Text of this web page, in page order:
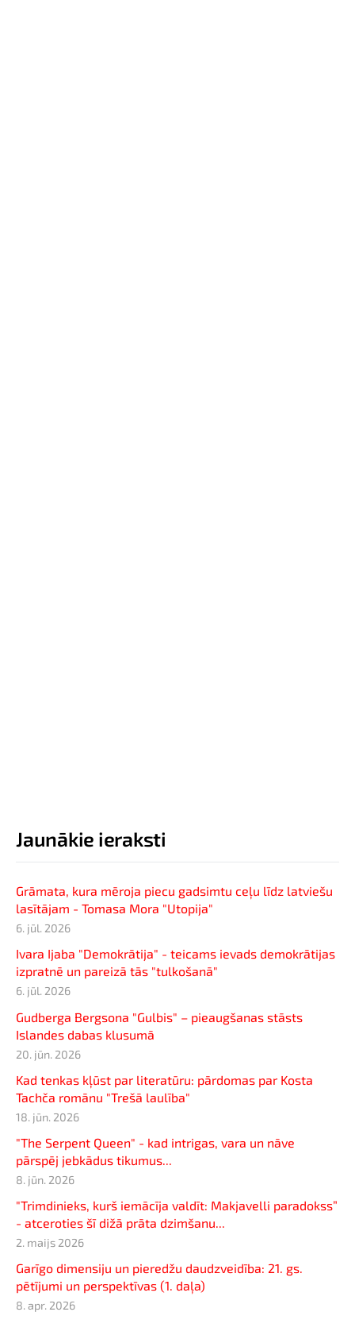
Jaunākie ieraksti
Grāmata, kura mēroja piecu gadsimtu ceļu līdz latviešu
lasītājam - Tomasa Mora "Utopija"
6. jūl. 2026
Ivara Ijaba "Demokrātija" - teicams ievads demokrātijas
izpratnē un pareizā tās "tulkošanā"
6. jūl. 2026
Gudberga Bergsona "Gulbis" – pieaugšanas stāsts
Islandes dabas klusumā
20. jūn. 2026
Kad tenkas kļūst par literatūru: pārdomas par Kosta
Tachča romānu "Trešā laulība"
18. jūn. 2026
"The Serpent Queen" - kad intrigas, vara un nāve
pārspēj jebkādus tikumus...
8. jūn. 2026
"Trimdinieks, kurš iemācīja valdīt: Makjavelli paradokss”
- atceroties šī dižā prāta dzimšanu...
2. maijs 2026
Garīgo dimensiju un pieredžu daudzveidība: 21. gs.
pētījumi un perspektīvas (1. daļa)
8. apr. 2026